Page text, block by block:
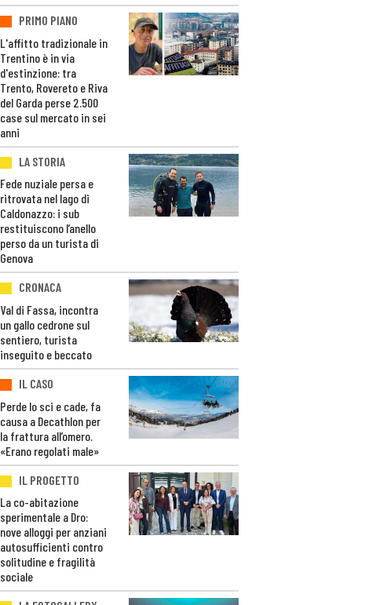
PRIMO PIANO
L'affitto tradizionale in
Trentino è in via
d'estinzione: tra
Trento, Rovereto e Riva
del Garda perse 2.500
case sul mercato in sei
anni
LA STORIA
Fede nuziale persa e
ritrovata nel lago di
Caldonazzo: i sub
restituiscono l’anello
perso da un turista di
Genova
CRONACA
Val di Fassa, incontra
un gallo cedrone sul
sentiero, turista
inseguito e beccato
IL CASO
Perde lo sci e cade, fa
causa a Decathlon per
la frattura all’omero.
«Erano regolati male»
IL PROGETTO
La co-abitazione
sperimentale a Dro:
nove alloggi per anziani
autosufficienti contro
solitudine e fragilità
sociale